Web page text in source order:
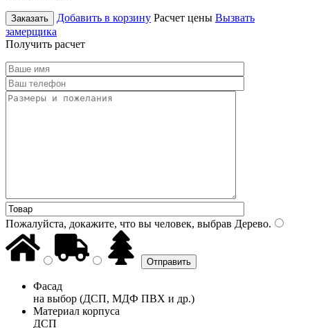
Заказать Добавить в корзину Расчет цены Вызвать
замерщика
Получить расчет
Пожалуйста, докажите, что вы человек, выбрав Дерево.
Фасад
на выбор (ДСП, МДФ ПВХ и др.)
Материал корпуса
ДСП